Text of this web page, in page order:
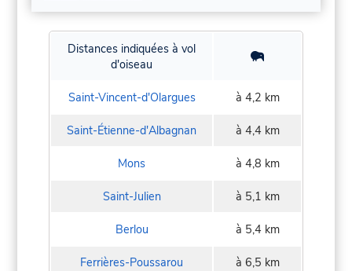
Distances indiquées à vol
d'oiseau
Saint-Vincent-d'Olargues à 4,2 km
Saint-Étienne-d'Albagnan à 4,4 km
Mons à 4,8 km
Saint-Julien à 5,1 km
Berlou à 5,4 km
Ferrières-Poussarou à 6,5 km